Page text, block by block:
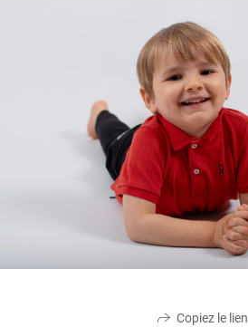
Copiez le lien